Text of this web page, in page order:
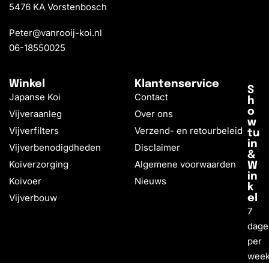
5476 KA Vorstenbosch
Peter@vanrooij-koi.nl
06-18550025
Winkel
Japanse Koi
Vijveraanleg
Vijverfilters
Vijverbenodigdheden
Koiverzorging
Koivoer
Vijverbouw
Klantenservice
Contact
Over ons
Verzend- en retourbeleid
Disclaimer
Algemene voorwaarden
Nieuws
S
h
o
w
tu
in
&
W
in
k
el
7
per